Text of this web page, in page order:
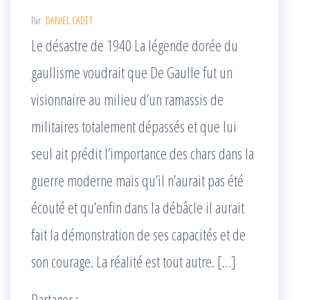
Par DANIEL CADET
Le désastre de 1940 La légende dorée du
gaullisme voudrait que De Gaulle fut un
visionnaire au milieu d’un ramassis de
militaires totalement dépassés et que lui
seul ait prédit l’importance des chars dans la
guerre moderne mais qu’il n’aurait pas été
écouté et qu’enfin dans la débâcle il aurait
fait la démonstration de ses capacités et de
son courage. La réalité est tout autre. […]